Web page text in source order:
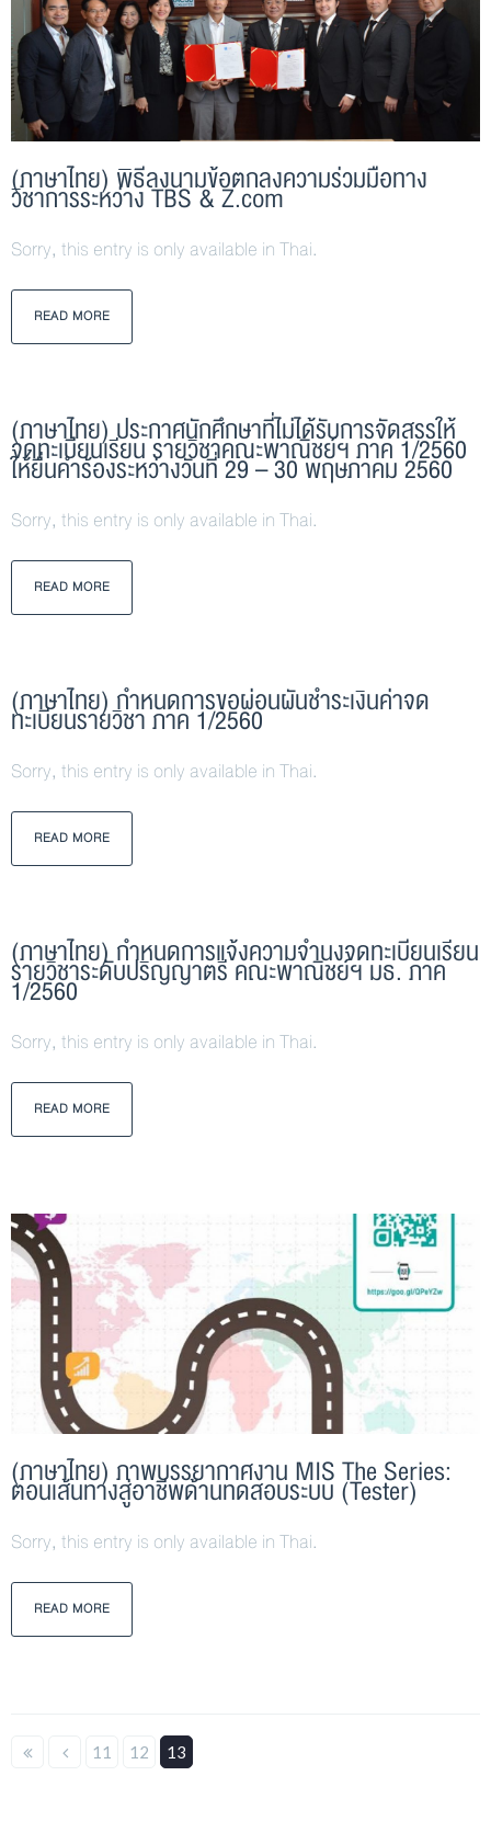
(ภาษาไทย) พิธีลงนามข้อตกลงความร่วมมือทาง
วิชาการระหว่าง TBS & Z.com
Sorry, this entry is only available in Thai.
READ MORE
(ภาษาไทย) ประกาศนักศึกษาที่ไม่ได้รับการจัดสรรให้
จดทะเบียนเรียน รายวิชาคณะพาณิชย์ฯ ภาค 1/2560
ให้ยื่นคำร้องระหว่างวันที่ 29 – 30 พฤษภาคม 2560
Sorry, this entry is only available in Thai.
READ MORE
(ภาษาไทย) กำหนดการขอผ่อนผันชำระเงินค่าจด
ทะเบียนรายวิชา ภาค 1/2560
Sorry, this entry is only available in Thai.
READ MORE
(ภาษาไทย) กำหนดการแจ้งความจำนงจดทะเบียนเรียน
รายวิชาระดับปริญญาตรี คณะพาณิชย์ฯ มธ. ภาค
1/2560
Sorry, this entry is only available in Thai.
READ MORE
(ภาษาไทย) ภาพบรรยากาศงาน MIS The Series:
ตอนเส้นทางสู่อาชีพด้านทดสอบระบบ (Tester)
Sorry, this entry is only available in Thai.
READ MORE
11 12 13